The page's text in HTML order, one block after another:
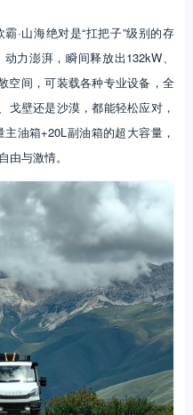
·山海绝对是“扛把子”级别的存
力澎湃，瞬间释放出132kW、
空间，可装载各种专业设备，全
戈壁还是沙漠，都能轻松应对，
油箱+20L副油箱的超大容量，
与激情。